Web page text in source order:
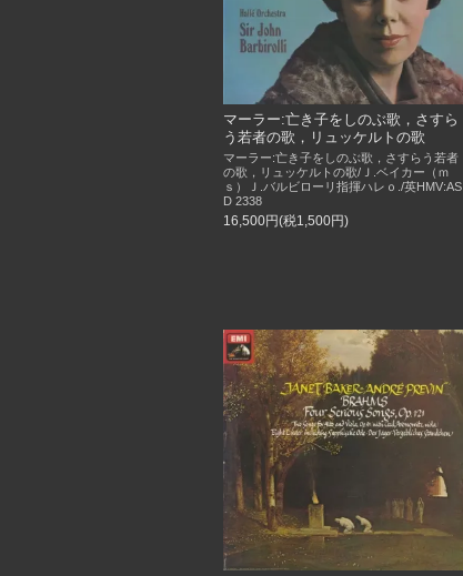
マーラー:亡き子をしのぶ歌，さすら
う若者の歌，リュッケルトの歌
マーラー:亡き子をしのぶ歌，さすらう若者
の歌，リュッケルトの歌/Ｊ.ベイカー（ｍ
ｓ）Ｊ.バルビローリ指揮ハレｏ./英HMV:AS
D 2338
16,500円(税1,500円)